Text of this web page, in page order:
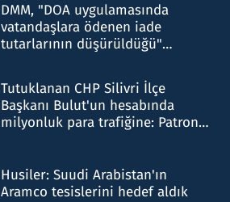
DMM, "DOA uygulamasında
vatandaşlara ödenen iade
tutarlarının düşürüldüğü"
Tutuklanan CHP Silivri İlçe
Başkanı Bulut'un hesabında
milyonluk para trafiğine: Patron
Husiler: Suudi Arabistan'ın
Aramco tesislerini hedef aldık